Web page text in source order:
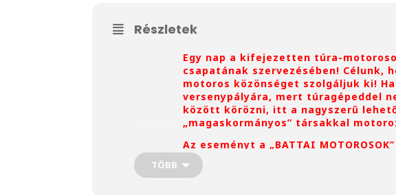
Részletek
Egy nap a kifejezetten túra-
csapatának szervezésében! Célunk,
motoros közönséget szolgáljuk ki!
versenypályára, mert túragépeddel
között körözni, itt a nagyszerű
„magaskormányos” társakkal
Az eseményt a „BATTAI
valamennyi túragépet szívesen látunk!
Fizetési információk:
TÖBB